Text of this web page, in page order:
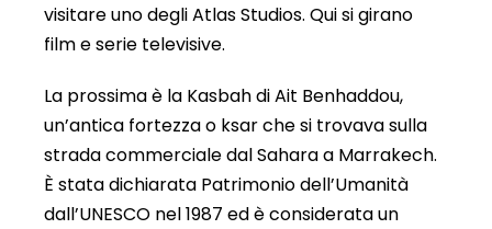
visitare uno degli Atlas Studios. Qui si girano
film e serie televisive.
La prossima è la Kasbah di Ait Benhaddou,
un’antica fortezza o ksar che si trovava sulla
strada commerciale dal Sahara a Marrakech.
È stata dichiarata Patrimonio dell’Umanità
dall’UNESCO nel 1987 ed è considerata un